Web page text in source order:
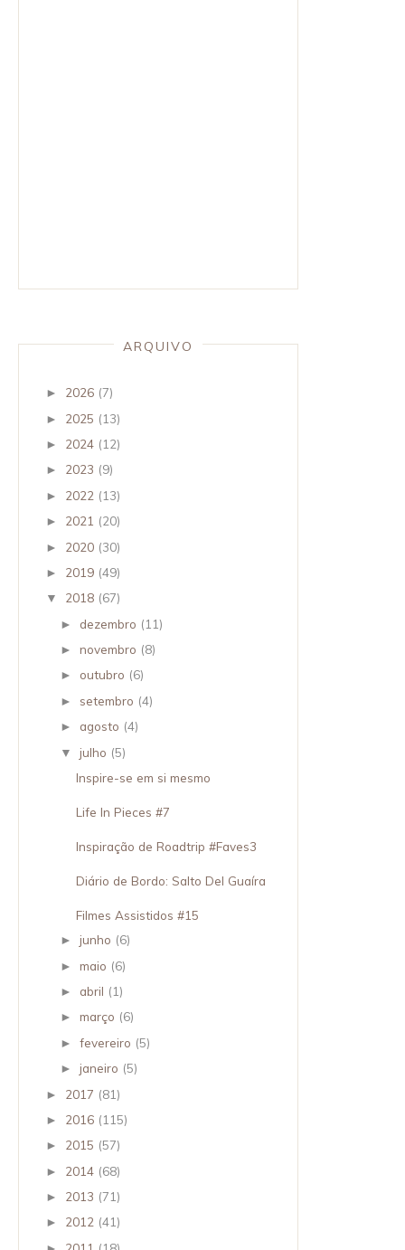
ARQUIVO
► 2026 (7)
► 2025 (13)
► 2024 (12)
► 2023 (9)
► 2022 (13)
► 2021 (20)
► 2020 (30)
► 2019 (49)
▼ 2018 (67)
► dezembro (11)
►novembro (8)
► outubro (6)
► setembro (4)
► agosto (4)
▼ julho (5)
Inspire-se em si mesmo
Life In Pieces #7
Inspiração de Roadtrip #Faves3
Diário de Bordo: Salto Del Guaíra
Filmes Assistidos #15
► junho (6)
►maio (6)
► abril (1)
►março (6)
►fevereiro (5)
► janeiro (5)
► 2017 (81)
► 2016 (115)
► 2015 (57)
► 2014 (68)
► 2013 (71)
► 2012 (41)